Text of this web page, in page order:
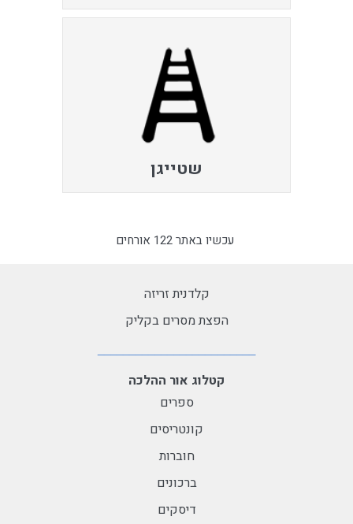
שטייגן
עכשיו באתר 122 אורחים
קלדנית זריזה
הפצת מסרים בקליק
קטלוג אור ההלכה
ספרים
קונטריסים
חוברות
ברכונים
דיסקים